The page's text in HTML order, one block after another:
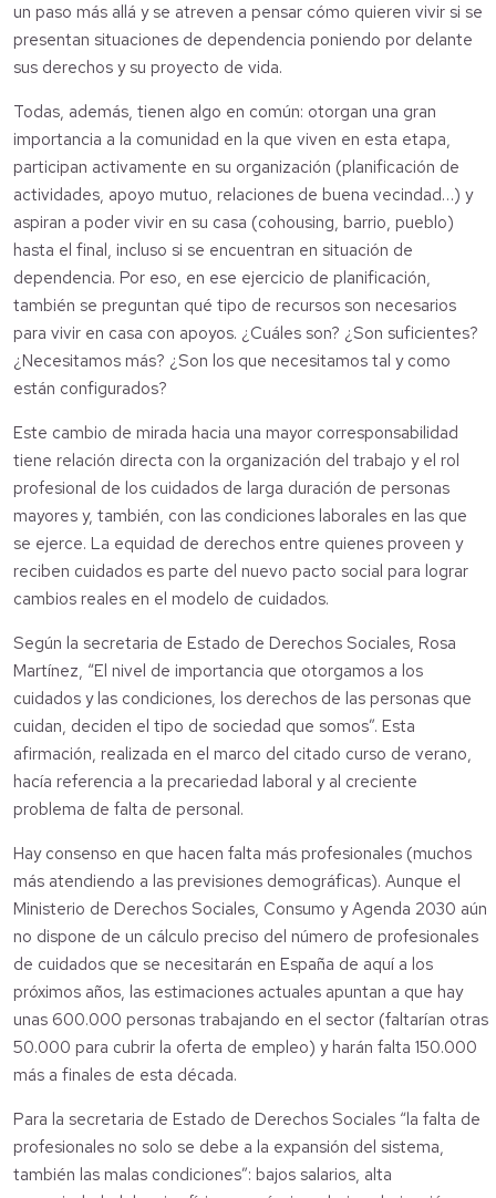
un paso más allá y se atreven a pensar cómo quieren vivir si se
presentan situaciones de dependencia poniendo por delante
sus derechos y su proyecto de vida.
Todas, además, tienen algo en común: otorgan una gran
importancia a la comunidad en la que viven en esta etapa,
participan activamente en su organización (planificación de
actividades, apoyo mutuo, relaciones de buena vecindad…) y
aspiran a poder vivir en su casa (cohousing, barrio, pueblo)
hasta el final, incluso si se encuentran en situación de
dependencia. Por eso, en ese ejercicio de planificación,
también se preguntan qué tipo de recursos son necesarios
para vivir en casa con apoyos. ¿Cuáles son? ¿Son suficientes?
¿Necesitamos más? ¿Son los que necesitamos tal y como
están configurados?
Este cambio de mirada hacia una mayor corresponsabilidad
tiene relación directa con la organización del trabajo y el rol
profesional de los cuidados de larga duración de personas
mayores y, también, con las condiciones laborales en las que
se ejerce. La equidad de derechos entre quienes proveen y
reciben cuidados es parte del nuevo pacto social para lograr
cambios reales en el modelo de cuidados.
Según la secretaria de Estado de Derechos Sociales, Rosa
Martínez, “El nivel de importancia que otorgamos a los
cuidados y las condiciones, los derechos de las personas que
cuidan, deciden el tipo de sociedad que somos”. Esta
afirmación, realizada en el marco del citado curso de verano,
hacía referencia a la precariedad laboral y al creciente
problema de falta de personal.
Hay consenso en que hacen falta más profesionales (muchos
más atendiendo a las previsiones demográficas). Aunque el
Ministerio de Derechos Sociales, Consumo y Agenda 2030 aún
no dispone de un cálculo preciso del número de profesionales
de cuidados que se necesitarán en España de aquí a los
próximos años, las estimaciones actuales apuntan a que hay
unas 600.000 personas trabajando en el sector (faltarían otras
50.000 para cubrir la oferta de empleo) y harán falta 150.000
más a finales de esta década.
Para la secretaria de Estado de Derechos Sociales “la falta de
profesionales no solo se debe a la expansión del sistema,
también las malas condiciones”: bajos salarios, alta